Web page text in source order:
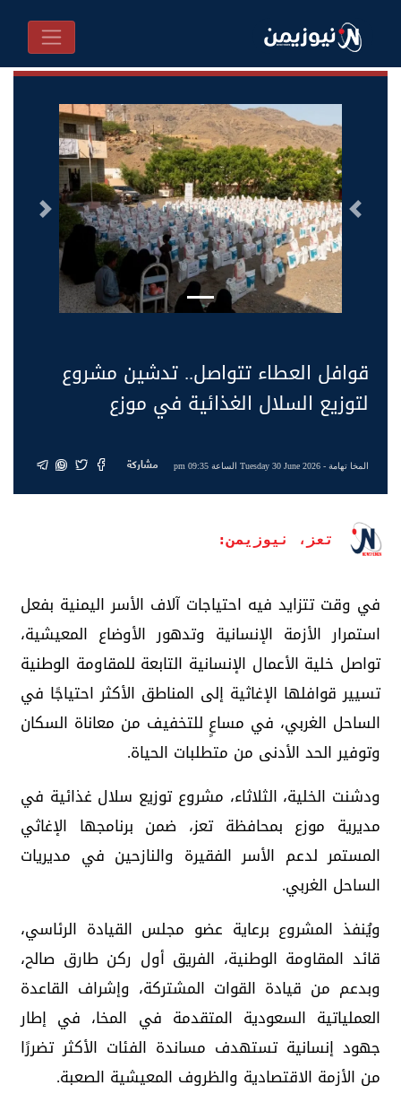
السابق التالى
قوافل العطاء تتواصل.. تدشين مشروع
لتوزيع السلال الغذائية في موزع
المخا تهامة- Tuesday 30 June 2026 الساعة 09:35 pm مشاركة
تعز، نيوزيمن:
في وقت تتزايد فيه احتياجات آلاف الأسر اليمنية بفعل
استمرار الأزمة الإنسانية وتدهور الأوضاع المعيشية،
تواصل خلية الأعمال الإنسانية التابعة للمقاومة الوطنية
تسيير قوافلها الإغاثية إلى المناطق الأكثر احتياجًا في
الساحل الغربي، في مساعٍ للتخفيف من معاناة السكان
وتوفير الحد الأدنى من متطلبات الحياة.
ودشنت الخلية، الثلاثاء، مشروع توزيع سلال غذائية في
مديرية موزع بمحافظة تعز، ضمن برنامجها الإغاثي
المستمر لدعم الأسر الفقيرة والنازحين في مديريات
الساحل الغربي.
ويُنفذ المشروع برعاية عضو مجلس القيادة الرئاسي،
قائد المقاومة الوطنية، الفريق أول ركن طارق صالح،
وبدعم من قيادة القوات المشتركة، وإشراف القاعدة
العملياتية السعودية المتقدمة في المخا، في إطار
جهود إنسانية تستهدف مساندة الفئات الأكثر تضررًا
من الأزمة الاقتصادية والظروف المعيشية الصعبة.